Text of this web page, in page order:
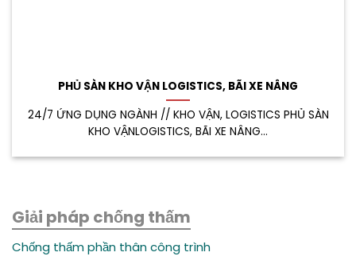
PHỦ SÀN KHO VẬN LOGISTICS, BÃI XE NÂNG
24/7 ỨNG DỤNG NGÀNH // KHO VẬN, LOGISTICS PHỦ SÀN
KHO VẬNLOGISTICS, BÃI XE NÂNG...
Giải pháp chống thấm
Chống thấm phần thân công trình